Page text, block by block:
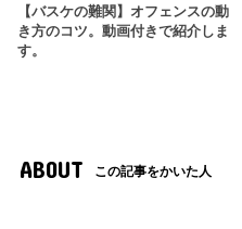
【バスケの難関】オフェンスの動
き方のコツ。動画付きで紹介しま
す。
ABOUT この記事をかいた人